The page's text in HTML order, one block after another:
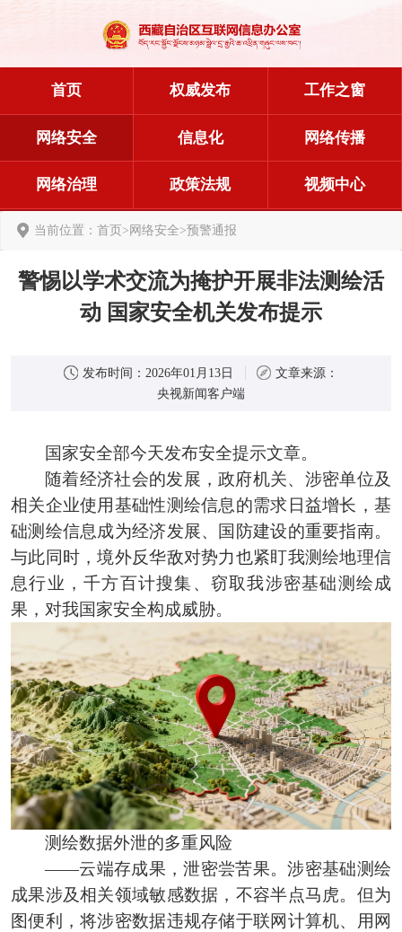
首页 权威发布 工作之窗
网络安全 信息化 网络传播
网络治理 政策法规 视频中心
当前位置： 首页>网络安全>预警通报
警惕以学术交流为掩护开展非法测绘活
动 国家安全机关发布提示
发布时间： 2026年01月13日
文章来源：
央视新闻客户端
国家安全部今天发布安全提示文章。
随着经济社会的发展，政府机关、涉密单位及
相关企业使用基础性测绘信息的需求日益增长，基
础测绘信息成为经济发展、国防建设的重要指南。
与此同时，境外反华敌对势力也紧盯我测绘地理信
息行业，千方百计搜集、窃取我涉密基础测绘成
果，对我国家安全构成威胁。
测绘数据外泄的多重风险
——云端存成果，泄密尝苦果。涉密基础测绘
成果涉及相关领域敏感数据，不容半点马虎。但为
图便利，将涉密数据违规存储于联网计算机、用网